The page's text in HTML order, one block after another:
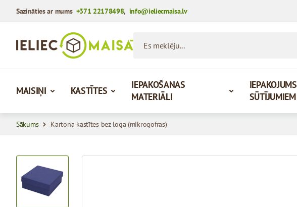
Sazināties ar mums +371 22178498, info@ieliecmaisa.lv
MAISIŅI KASTĪTES
IEPAKOŠANAS
MATERIĀLI
IEPAKOJUMS
SŪTĪJUMIEM
Sākums Kartona kastītes bez loga (mikrogofras)